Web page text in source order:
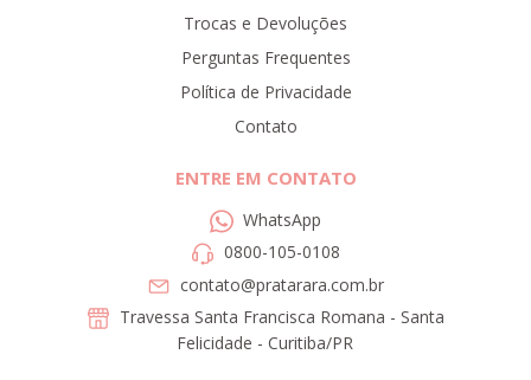
Trocas e Devoluções
Perguntas Frequentes
Política de Privacidade
Contato
ENTRE EM CONTATO
WhatsApp
0800-105-0108
contato@pratarara.com.br
Travessa Santa Francisca Romana - Santa
Felicidade - Curitiba/PR